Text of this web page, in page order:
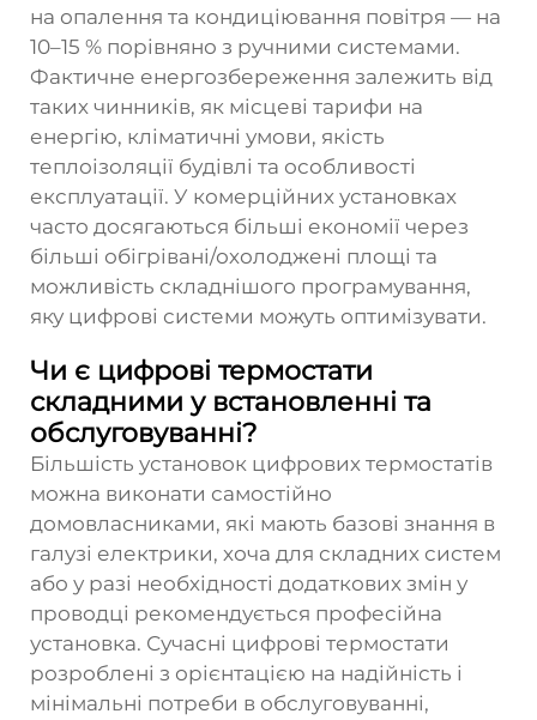
на опалення та кондиціювання повітря — на
10–15 % порівняно з ручними системами.
Фактичне енергозбереження залежить від
таких чинників, як місцеві тарифи на
енергію, кліматичні умови, якість
теплоізоляції будівлі та особливості
експлуатації. У комерційних установках
часто досягаються більші економії через
більші обігрівані/охолоджені площі та
можливість складнішого програмування,
яку цифрові системи можуть оптимізувати.
Чи є цифрові термостати
складними у встановленні та
обслуговуванні?
Більшість установок цифрових термостатів
можна виконати самостійно
домовласниками, які мають базові знання в
галузі електрики, хоча для складних систем
або у разі необхідності додаткових змін у
проводці рекомендується професійна
установка. Сучасні цифрові термостати
розроблені з орієнтацією на надійність і
мінімальні потреби в обслуговуванні,